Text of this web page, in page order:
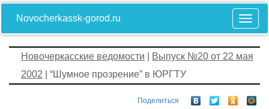
Novocherkassk-gorod.ru
Новочеркасские ведомости
Выпуск №20 от 22 мая
2002 | “Шумное прозрение” в ЮРГТУ
Поделиться